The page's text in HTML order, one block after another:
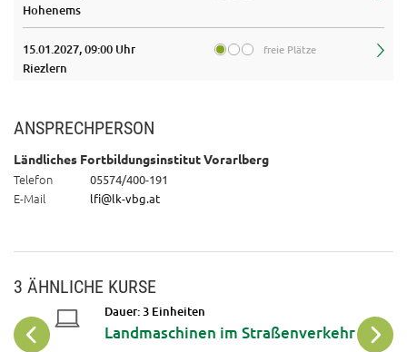
Hohenems
15.01.2027, 09:00 Uhr freie Plätze
Riezlern
ANSPRECHPERSON
Ländliches Fortbildungsinstitut Vorarlberg
Telefon 05574/400-191
E-Mail lfi@lk-vbg.at
3 ÄHNLICHE KURSE
Dauer: 3 Einheiten
Landmaschinen im Straßenverkehr
16
Okt